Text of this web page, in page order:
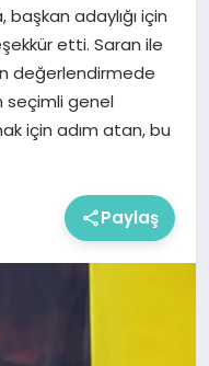
başkan adaylığı için
etti. Saran ile
değerlendirmede
seçimli genel
için adım atan, bu
Paylaş